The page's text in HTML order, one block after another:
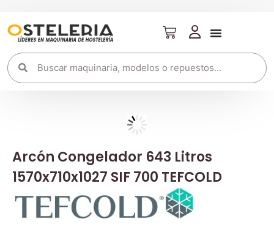
Arcón Congelador 643 Litros
1570x710x1027 SIF 700 TEFCOLD